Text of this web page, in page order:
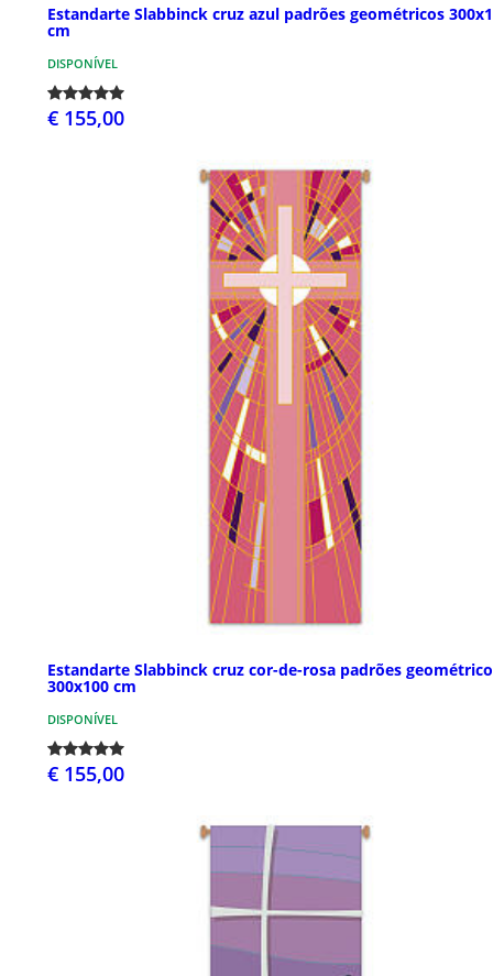
Estandarte Slabbinck cruz azul padrões geométricos
cm
DISPONÍVEL
€ 155,00
Estandarte Slabbinck cruz cor-de-rosa padrões
300x100 cm
DISPONÍVEL
€ 155,00